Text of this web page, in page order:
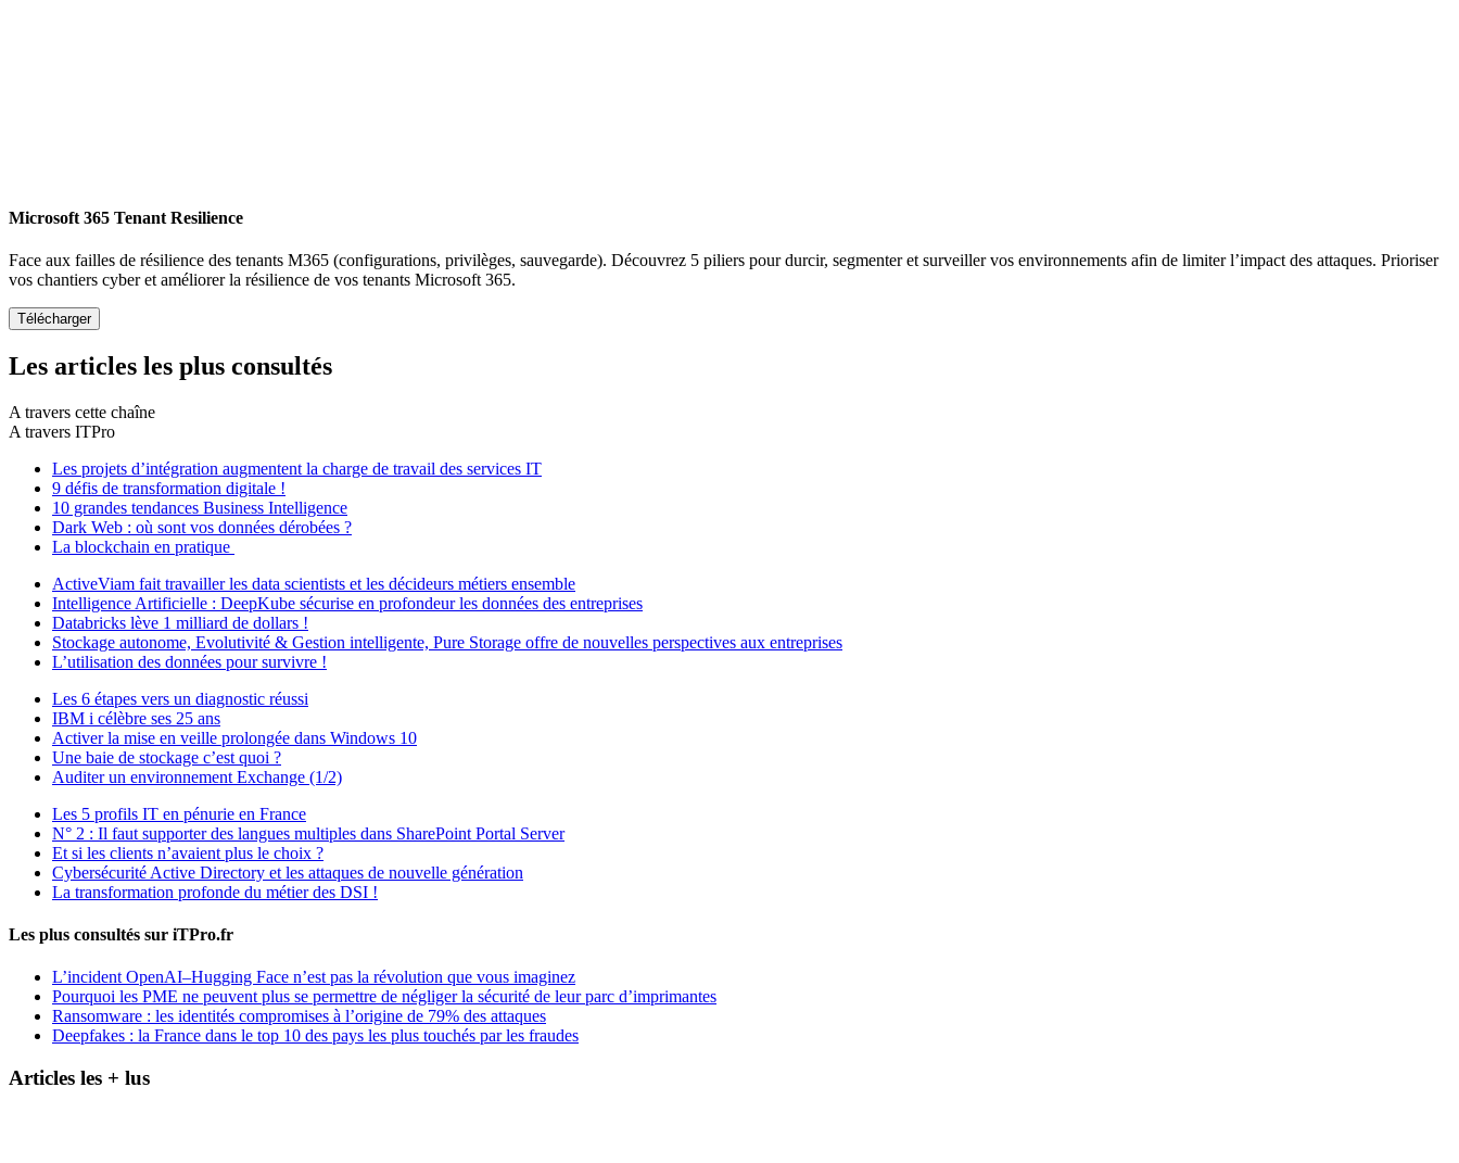
Microsoft 365 Tenant Resilience
Face aux failles de résilience des tenants M365 (configurations, privilèges, sauvegarde). Découvrez 5 piliers pour durcir, segmenter et surveiller vos environnements afin de limiter l’impact des attaques. Prioriser
vos chantiers cyber et améliorer la résilience de vos tenants Microsoft 365.
Les articles les plus consultés
A travers cette chaîne
A travers ITPro
Les projets d’intégration augmentent la charge de travail des services IT
9 défis de transformation digitale !
10 grandes tendances Business Intelligence
Dark Web : où sont vos données dérobées ?
La blockchain en pratique
ActiveViam fait travailler les data scientists et les décideurs métiers ensemble
Intelligence Artificielle : DeepKube sécurise en profondeur les données des entreprises
Databricks lève 1 milliard de dollars !
Stockage autonome, Evolutivité & Gestion intelligente, Pure Storage offre de nouvelles perspectives aux entreprises
L’utilisation des données pour survivre !
Les 6 étapes vers un diagnostic réussi
IBM i célèbre ses 25 ans
Activer la mise en veille prolongée dans Windows 10
Une baie de stockage c’est quoi ?
Auditer un environnement Exchange (1/2)
Les 5 profils IT en pénurie en France
N° 2 : Il faut supporter des langues multiples dans SharePoint Portal Server
Et si les clients n’avaient plus le choix ?
Cybersécurité Active Directory et les attaques de nouvelle génération
La transformation profonde du métier des DSI !
Les plus consultés sur iTPro.fr
L’incident OpenAI–Hugging Face n’est pas la révolution que vous imaginez
Pourquoi les PME ne peuvent plus se permettre de négliger la sécurité de leur parc d’imprimantes
Ransomware : les identités compromises à l’origine de 79% des attaques
Deepfakes : la France dans le top 10 des pays les plus touchés par les fraudes
Articles les + lus